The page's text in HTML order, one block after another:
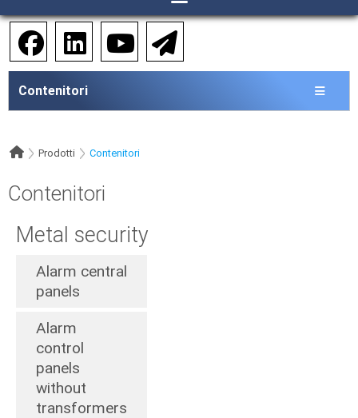
Contenitori
Prodotti Contenitori
Contenitori
Metal security
Alarm central
panels
Alarm
control
panels
without
transformers